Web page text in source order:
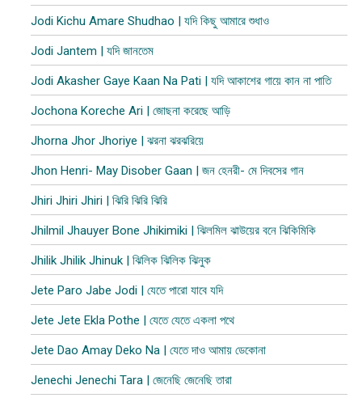
Jodi Kichu Amare Shudhao | যদি কিছু আমারে শুধাও
Jodi Jantem | যদি জানতেম
Jodi Akasher Gaye Kaan Na Pati | যদি আকাশের গায়ে কান না পাতি
Jochona Koreche Ari | জোছনা করেছে আড়ি
Jhorna Jhor Jhoriye | ঝরনা ঝরঝরিয়ে
Jhon Henri- May Disober Gaan | জন হেনরী- মে দিবসের গান
Jhiri Jhiri Jhiri | ঝিরি ঝিরি ঝিরি
Jhilmil Jhauyer Bone Jhikimiki | ঝিলমিল ঝাউয়ের বনে ঝিকিমিকি
Jhilik Jhilik Jhinuk | ঝিলিক ঝিলিক ঝিনুক
Jete Paro Jabe Jodi | যেতে পারো যাবে যদি
Jete Jete Ekla Pothe | যেতে যেতে একলা পথে
Jete Dao Amay Deko Na | যেতে দাও আমায় ডেকোনা
Jenechi Jenechi Tara | জেনেছি জেনেছি তারা